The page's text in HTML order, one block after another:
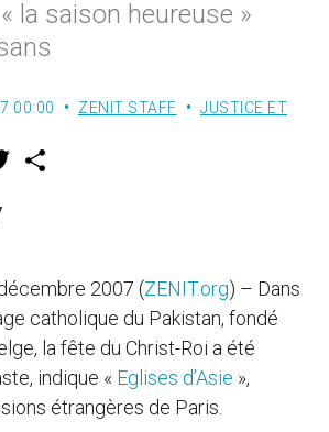
la saison heureuse »
00:00 ZENIT STAFF
JUSTICE ET
w
2007 (ZENIT.org) – Dans
catholique du Pakistan, fondé
la fête du Christ-Roi a été
indique « Eglises d’Asie »,
étrangères de Paris.